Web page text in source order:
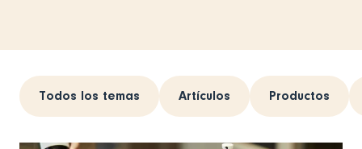
Todos los temas Artículos Productos